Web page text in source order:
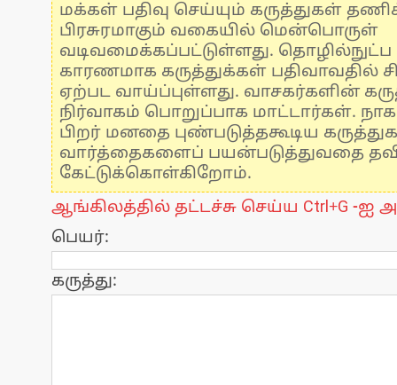
மக்கள் பதிவு செய்யும் கருத்துகள்
பிரசுரமாகும் வகையில் மென்பொருள்
வடிவமைக்கப்பட்டுள்ளது.
காரணமாக கருத்துக்கள் பதிவாவதில்
ஏற்பட வாய்ப்புள்ளது. வாசகர்களின்
நிர்வாகம் பொறுப்பாக மாட்டார்கள்.
பிறர் மனதை புண்படுத்தகூடிய
வார்த்தைகளைப் பயன்படுத்துவதை
கேட்டுக்கொள்கிறோம்.
ஆங்கிலத்தில் தட்டச்சு செய்ய Ctrl+G -ஐ
பெயர்:
கருத்து: